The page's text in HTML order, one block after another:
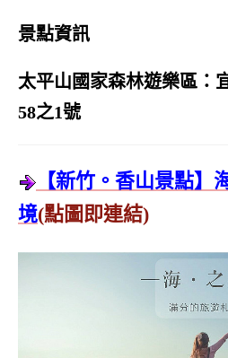
景點資訊
太平山國家森林遊樂區：
58之1號
【新竹。香山景點】
境(點圖即連結)